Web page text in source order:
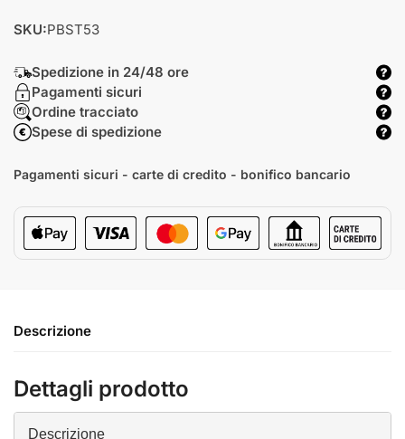
SKU:PBST53
Spedizione in 24/48 ore
Pagamenti sicuri
Ordine tracciato
Spese di spedizione
Pagamenti sicuri - carte di credito - bonifico bancario
Descrizione
Dettagli prodotto
Descrizione